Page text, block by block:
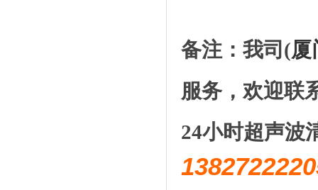
备注：我司(厦
服务，欢迎联
24小时超声波